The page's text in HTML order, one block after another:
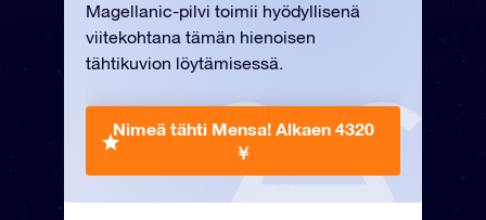
Magellanic-pilvi toimii hyödyllisenä
viitekohtana tämän hienoisen
tähtikuvion löytämisessä.
Nimeä tähti Mensa! Alkaen 4320
￥